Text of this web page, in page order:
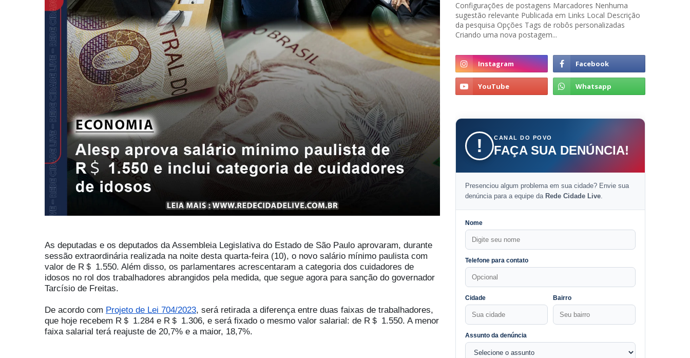
As deputadas e os deputados da Assembleia Legislativa do Estado de São Paulo aprovaram, durante
sessão extraordinária realizada na noite desta quarta-feira (10), o novo salário mínimo paulista com
valor de R＄ 1.550. Além disso, os parlamentares acrescentaram a categoria dos cuidadores de
idosos no rol dos trabalhadores abrangidos pela medida, que segue agora para sanção do governador
Tarcísio de Freitas.
De acordo com Projeto de Lei 704/2023, será retirada a diferença entre duas faixas de trabalhadores,
que hoje recebem R＄ 1.284 e R＄ 1.306, e será fixado o mesmo valor salarial: de R＄ 1.550. A menor
faixa salarial terá reajuste de 20,7% e a maior, 18,7%.
Configurações de postagens Marcadores Nenhuma
sugestão relevante Publicada em Links Local Descrição
da pesquisa Opções Tags de robôs personalizadas
Criando uma nova postagem...
! CANAL DO POVO
FAÇA SUA DENÚNCIA!
Presenciou algum problema em sua cidade? Envie sua
denúncia para a equipe da Rede Cidade Live.
Nome
Telefone para contato
Cidade Bairro
Assunto da denúncia